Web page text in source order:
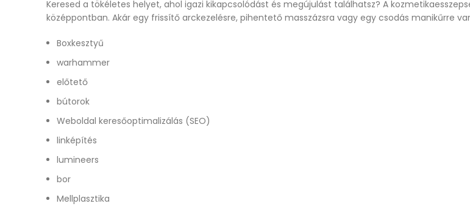
Keresed a tökéletes helyet, ahol igazi kikapcsolódást és megújulást találhatsz? A
középpontban. Akár egy frissítő arckezelésre, pihentető masszázsra vagy egy csodás manikűrre
Boxkesztyű
warhammer
előtető
bútorok
Weboldal keresőoptimalizálás (SEO)
linképítés
lumineers
bor
Mellplasztika